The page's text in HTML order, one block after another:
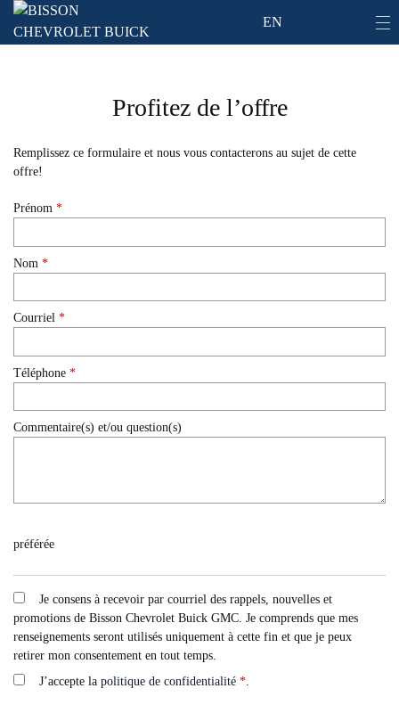
EN
Profitez de l’offre
Remplissez ce formulaire et nous vous contacterons au sujet de cette
offre!
Prénom *
Nom *
Courriel *
Téléphone *
Commentaire(s) et/ou question(s)
préférée
Je consens à recevoir par courriel des rappels, nouvelles et
promotions de Bisson Chevrolet Buick GMC. Je comprends que mes
renseignements seront utilisés uniquement à cette fin et que je peux
retirer mon consentement en tout temps.
J’accepte la politique de confidentialité *